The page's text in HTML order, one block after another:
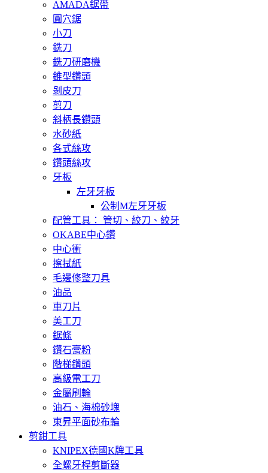
AMADA鋸帶
圓穴鋸
小刀
銑刀
銑刀研磨機
錐型鑽頭
剝皮刀
剪刀
斜柄長鑽頭
水砂紙
各式絲攻
鑽頭絲攻
牙板
左牙牙板
公制M左牙牙板
配管工具： 管切、絞刀、絞牙
OKABE中心鑽
中心衝
擦拭紙
毛邊修整刀具
油品
車刀片
美工刀
鋸條
鑽石膏粉
階梯鑽頭
高級電工刀
金屬刷輪
油石、海棉砂塊
東昇平面砂布輪
剪鉗工具
KNIPEX德國K牌工具
全螺牙桿剪斷器